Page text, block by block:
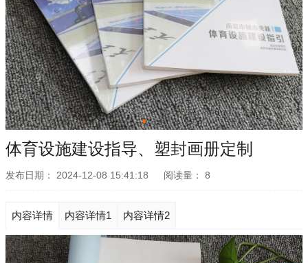
体育设施建设指导、塑封画册定制
发布日期： 2024-12-08 15:41:18 阅读量： 8
内容详情 内容详情1 内容详情2